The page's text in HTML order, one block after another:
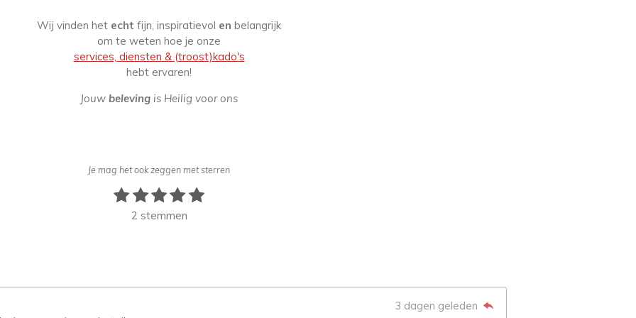
Wij vinden het echt fijn, inspiratievol en belangrijk
om te weten hoe je onze
services, diensten & (troost)kado's
hebt ervaren!
Jouw beleving is Heilig voor ons
Je mag het ook zeggen met sterren
1 2
s
n
3
s
4
s
5 S
2 stemmen
3 dagen geleden